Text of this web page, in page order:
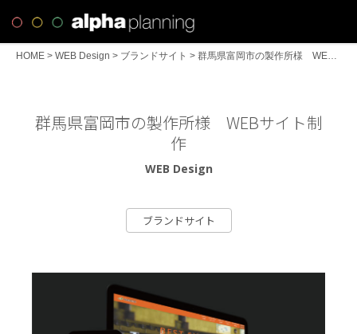
HOME > WEB Design > ブランドサイト > 群馬県富岡市の製作所様 WEBサイト制作
群馬県富岡市の製作所様 WEBサイト制
作
WEB Design
ブランドサイト